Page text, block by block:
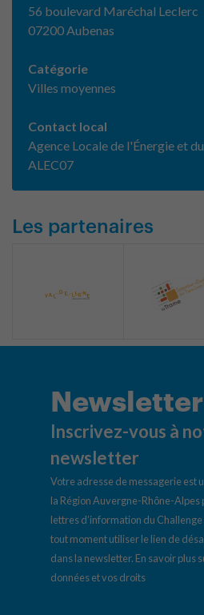
56 boulevard Maréchal Leclerc
07200 Aubenas
Catégorie
Villes moyennes
Contact local
Agence Locale de l'Énergie et
ALEC07
Les partenaires
Newsletter
Inscrivez-vous à
newsletter
Votre adresse de messagerie est
la Région Auvergne-Rhône-Alpes
lettres d’information du
tout moment utiliser le lien de
dans la newsletter. En savoir plus
données et vos droits